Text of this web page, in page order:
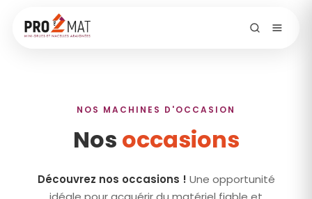
Aller
NOS MACHINES D'OCCASION
Nos occasions
Découvrez nos occasions ! Une opportunité